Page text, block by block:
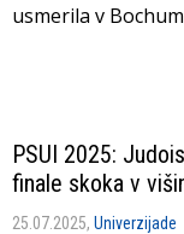
usmerila v Bochum
PSUI 2025:
finale skoka v
25.07.2025, Univerzijade